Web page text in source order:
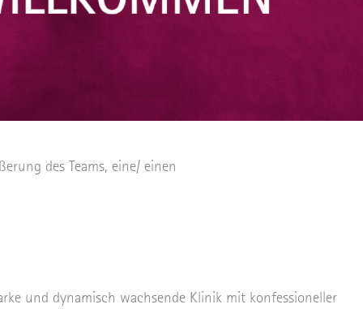
des Teams, eine/ einen
und dynamisch wachsende Klinik mit konfessioneller